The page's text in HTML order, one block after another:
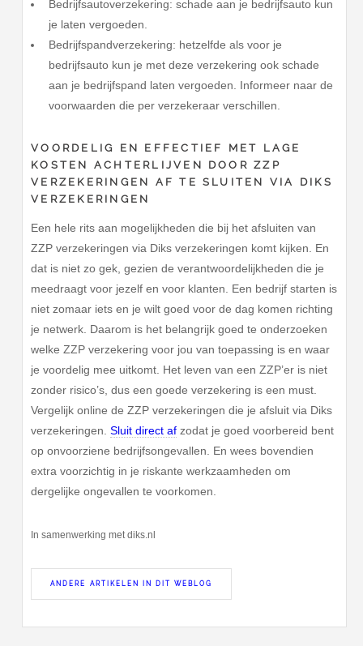
Bedrijfsautoverzekering: schade aan je bedrijfsauto kun
je laten vergoeden.
Bedrijfspandverzekering: hetzelfde als voor je
bedrijfsauto kun je met deze verzekering ook schade
aan je bedrijfspand laten vergoeden. Informeer naar de
voorwaarden die per verzekeraar verschillen.
VOORDELIG EN EFFECTIEF MET LAGE
KOSTEN ACHTERLIJVEN DOOR ZZP
VERZEKERINGEN AF TE SLUITEN VIA DIKS
VERZEKERINGEN
Een hele rits aan mogelijkheden die bij het afsluiten van
ZZP verzekeringen via Diks verzekeringen komt kijken. En
dat is niet zo gek, gezien de verantwoordelijkheden die je
meedraagt voor jezelf en voor klanten. Een bedrijf starten is
niet zomaar iets en je wilt goed voor de dag komen richting
je netwerk. Daarom is het belangrijk goed te onderzoeken
welke ZZP verzekering voor jou van toepassing is en waar
je voordelig mee uitkomt. Het leven van een ZZP’er is niet
zonder risico’s, dus een goede verzekering is een must.
Vergelijk online de ZZP verzekeringen die je afsluit via Diks
verzekeringen.Sluit direct af zodat je goed voorbereid bent
op onvoorziene bedrijfsongevallen. En wees bovendien
extra voorzichtig in je riskante werkzaamheden om
dergelijke ongevallen te voorkomen.
In samenwerking met diks.nl
ANDERE ARTIKELEN IN DIT WEBLOG